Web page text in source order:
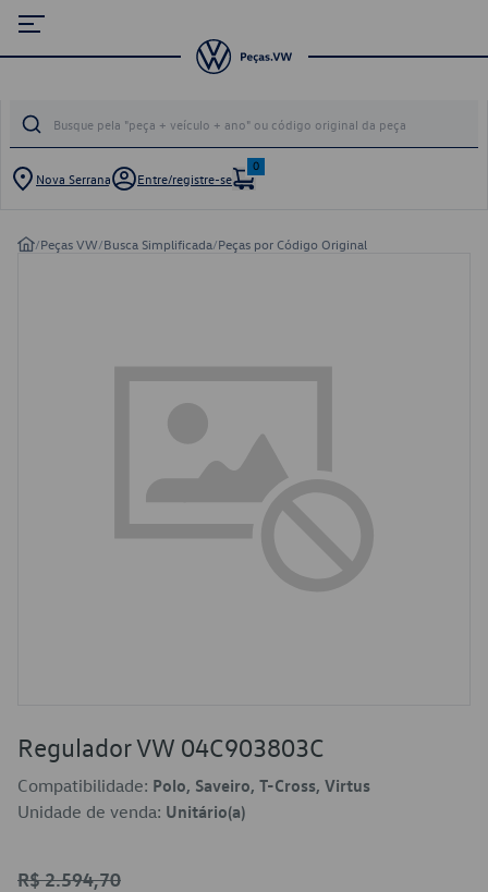
Nova Serrana Entre/registre-se
0
/Peças VW/Busca Simplificada/Peças por Código Original
Regulador VW 04C903803C
Compatibilidade: Polo, Saveiro, T-Cross, Virtus
Unidade de venda: Unitário(a)
R$ 2.594,70